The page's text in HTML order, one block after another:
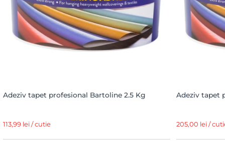
Adeziv tapet profesional Bartoline 2.5 Kg
113,99 lei / cutie
Adeziv tapet
205,00 lei /